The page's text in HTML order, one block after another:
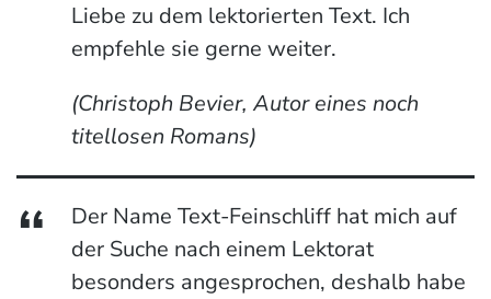
Liebe zu dem lektorierten Text. Ich
empfehle sie gerne weiter.
(Christoph Bevier, Autor eines noch
titellosen Romans)
Der Name Text-Feinschliff hat mich auf
der Suche nach einem Lektorat
besonders angesprochen, deshalb habe